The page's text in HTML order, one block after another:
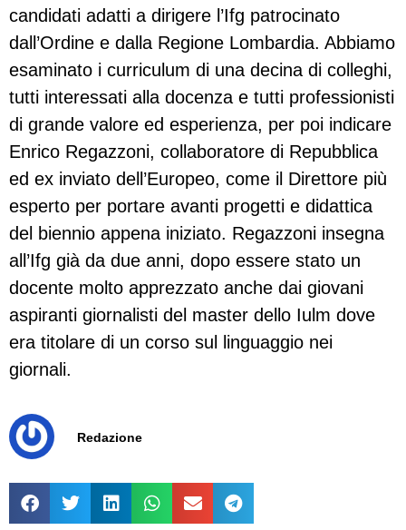
candidati adatti a dirigere l’Ifg patrocinato
dall’Ordine e dalla Regione Lombardia. Abbiamo
esaminato i curriculum di una decina di colleghi,
tutti interessati alla docenza e tutti professionisti
di grande valore ed esperienza, per poi indicare
Enrico Regazzoni, collaboratore di Repubblica
ed ex inviato dell’Europeo, come il Direttore più
esperto per portare avanti progetti e didattica
del biennio appena iniziato. Regazzoni insegna
all’Ifg già da due anni, dopo essere stato un
docente molto apprezzato anche dai giovani
aspiranti giornalisti del master dello Iulm dove
era titolare di un corso sul linguaggio nei
giornali.
Redazione